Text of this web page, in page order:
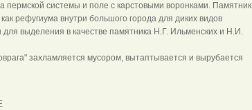
пермской системы и поле с карстовыми воронками. Памятник
рефугиума внутри большого города для диких видов
выделения в качестве памятника Н.Г. Ильменских и Н.И.
захламляется мусором, вытаптывается и вырубается